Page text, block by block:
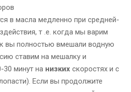
в масла медленно при средней-
т .е. когда мы варим
вы полностью вмешали водную
ставим на мешалку и
минут на низких скоростях и с
Если вы продолжите